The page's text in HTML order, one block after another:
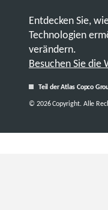
Entdecken Sie,
Technologien
verändern.
Besuchen Sie die
Teil der Atlas Copco
© 2026 Copyright. Alle